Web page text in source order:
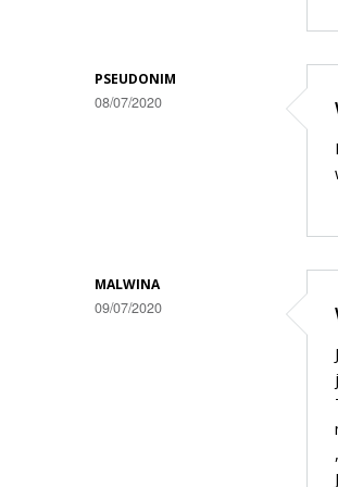
PSEUDONIM
08/07/2020
MALWINA
09/07/2020